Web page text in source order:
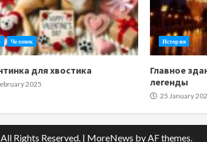
Человек
для хвостика
2025
История
Главное
легенды
25 January
Rights Reserved. | MoreNews by AF themes.